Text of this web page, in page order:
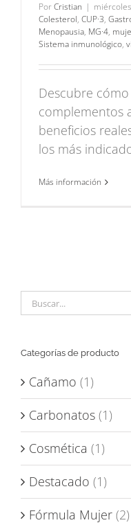
PorCristian |
Colesterol, CUP·3,
Menopausia, MG·4,
Sistema inmunológico,
Descubre
complementos
beneficios
los más
Más información
Buscar:
Categorías de producto
Cañamo (1)
Carbonatos (1)
Cosmética (1)
Destacado (1)
Fórmula Mujer (2)